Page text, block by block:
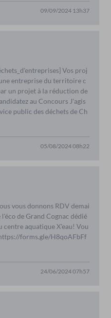
09/09/2024 13h37
Vos proj
entreprise du territoire c
un projet à la réduction de
au Concours J'agis
public des déchets de Ch
05/08/2024 08h22
vous donnons RDV demai
de Grand Cognac dédié
centre aquatique X'eau! Vou
forms.gle/H8qoAFbFf
24/06/2024 07h57